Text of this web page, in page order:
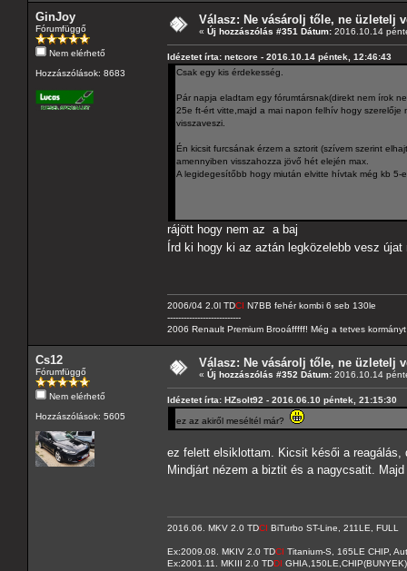
GinJoy
Fórumfüggő
Nem elérhető
Hozzászólások: 8683
Válasz: Ne vásárolj tőle, ne üzletelj
« Új hozzászólás #351 Dátum: 2016.10.14
Idézetet írta: netcore - 2016.10.14 péntek, 12:46:43
Csak egy kis érdekesség.
Pár napja eladtam egy fórumtársnak(direkt nem írok
25e ft-ért vitte,majd a mai napon felhív hogy
visszaveszi.
Én kicsit furcsának érzem a sztorit (szívem szerint
amennyiben visszahozza jövő hét elején max.
A legidegesítőbb hogy miután elvitte hívtak még kb 5-
rájött hogy nem az a baj
Írd ki hogy ki az aztán legközelebb vesz
2006/04 2.0l TDCI N7BB fehér kombi 6 seb 130le
---------------------------
2006 Renault Premium Brooáfffff! Még a tetves
Cs12
Fórumfüggő
Nem elérhető
Hozzászólások: 5605
Válasz: Ne vásárolj tőle, ne üzletelj
« Új hozzászólás #352 Dátum: 2016.10.14
Idézetet írta: HZsolt92 - 2016.06.10 péntek, 21:15:30
ez az akiről meséltél már?
ez felett elsiklottam. Kicsit késői a reagálás,
Mindjárt nézem a biztit és a nagycsatit.
2016.06. MKV 2.0 TDCI BiTurbo ST-Line, 211LE, FULL
Ex:2009.08. MKIV 2.0 TDCI Titanium-S, 165LE CHIP,
Ex:2001.11. MKIII 2.0 TDDI